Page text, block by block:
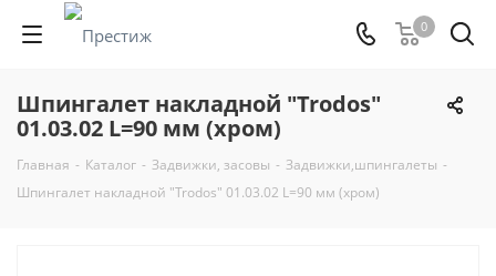
0
Шпингалет накладной "Trodos"
01.03.02 L=90 мм (хром)
Главная - Каталог - Задвижки, засовы - Задвижки,шпингалеты -
Шпингалет накладной "Trodos" 01.03.02 L=90 мм (хром)